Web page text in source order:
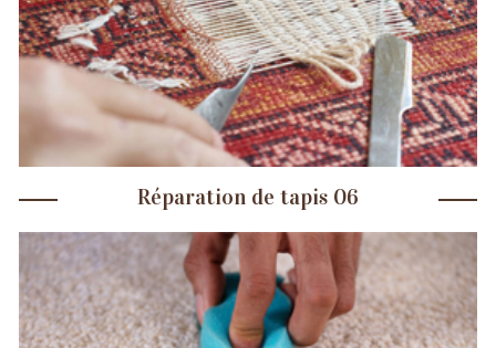
Réparation de tapis 06